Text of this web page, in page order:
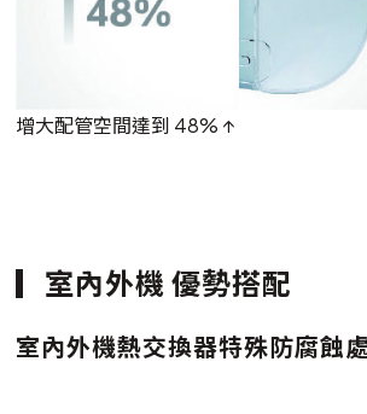
增大配管空間達到 48% ↑
室內外機 優勢搭配
室內外機熱交換器特殊防腐蝕